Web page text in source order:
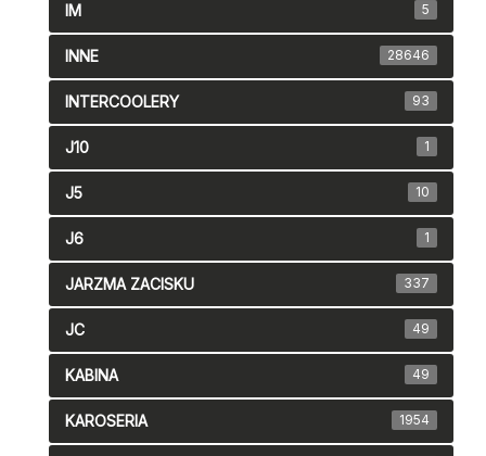
IM 5
INNE 28646
INTERCOOLERY 93
J10 1
J5 10
J6 1
JARZMA ZACISKU 337
JC 49
KABINA 49
KAROSERIA 1954